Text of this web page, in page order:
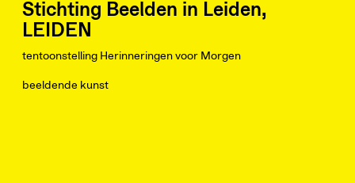
Stichting Beelden in Leiden,
LEIDEN
tentoonstelling Herinneringen voor Morgen
beeldende kunst